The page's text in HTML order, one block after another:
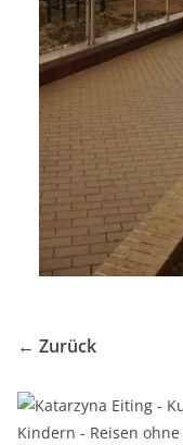
← Zurück